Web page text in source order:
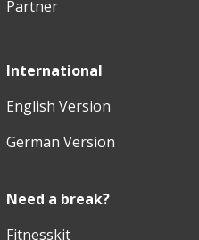
Partner
International
English Version
German Version
Need a break?
Fitnesskit